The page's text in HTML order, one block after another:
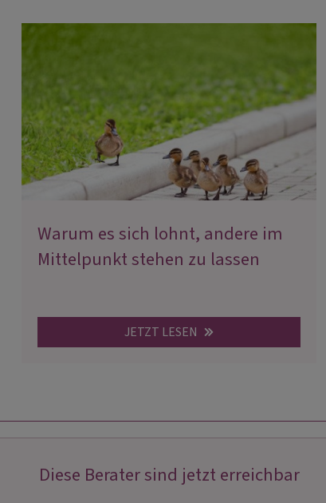
Warum es sich lohnt, andere im
Mittelpunkt stehen zu lassen
JETZT LESEN
Diese Berater sind jetzt erreichbar